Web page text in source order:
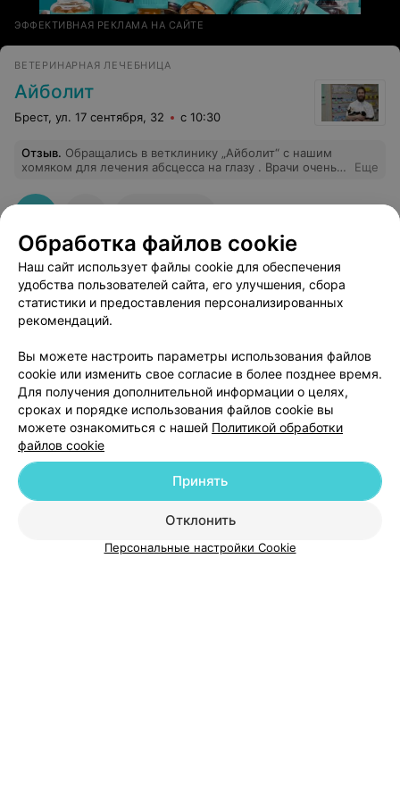
ЭФФЕКТИВНАЯ РЕКЛАМА НА САЙТЕ
ВЕТЕРИНАРНАЯ ЛЕЧЕБНИЦА
Айболит
Брест, ул. 17 сентября, 32 с 10:30
Отзыв. Обращались в ветклинику „Айболит“ с нашим
хомяком для лечения абсцесса на глазу . Врачи очень
после операции подробно рассказали о дальнейшем
профессионализм — будем обращаться только сюда и
рекомендуем всем владельцам питомцев!
Еще
Добавить специалиста
О проекте Новости проекта
Размещение рекламы
Медицинский маркетинг
Публичный договор
Пользовательское соглашение
Способы оплаты
Обработка файлов cookie
Наш сайт использует файлы cookie для обеспечения
удобства пользователей сайта, его улучшения, сбора
статистики и предоставления персонализированных
рекомендаций.
Вы можете настроить параметры использования файлов
cookie или изменить свое согласие в более позднее время.
Для получения дополнительной информации о целях,
сроках и порядке использования файлов cookie вы
можете ознакомиться с нашей Политикой обработки
файлов cookie
Отклонить
Принять
Персональные настройки Cookie